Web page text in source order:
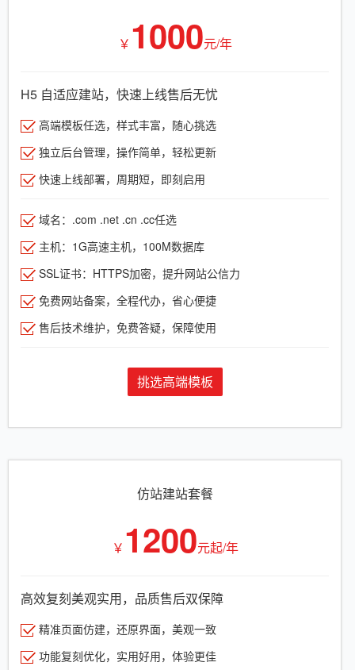
￥ 1000元/年
H5 自适应建站，快速上线售后无忧
高端模板任选，样式丰富，随心挑选
独立后台管理，操作简单，轻松更新
快速上线部署，周期短，即刻启用
域名：.com .net .cn .cc任选
主机：1G高速主机，100M数据库
SSL证书：HTTPS加密，提升网站公信力
免费网站备案，全程代办，省心便捷
售后技术维护，免费答疑，保障使用
挑选高端模板
仿站建站套餐
￥ 1200元起/年
高效复刻美观实用，品质售后双保障
精准页面仿建，还原界面，美观一致
功能复刻优化，实用好用，体验更佳